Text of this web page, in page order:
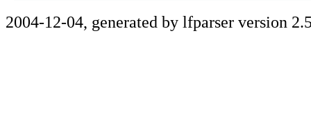
2004-12-04, generated by lfparser version